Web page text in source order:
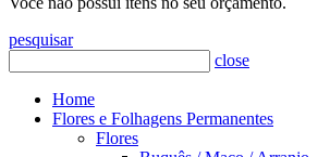
pesquisar
close
Home
Flores e Folhagens Permanentes
Flores